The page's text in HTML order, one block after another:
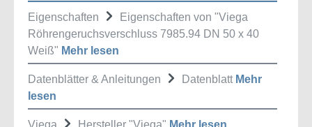
Eigenschaften
Eigenschaften von "Viega
Röhrengeruchsverschluss 7985.94 DN 50 x 40
Weiß" Mehr lesen
Datenblätter & Anleitungen Datenblatt Mehr
lesen